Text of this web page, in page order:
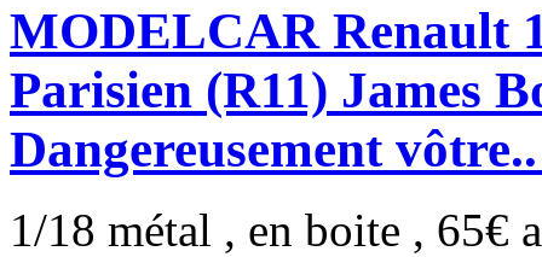
MODELCAR Renault
Parisien (R11) James
Dangereusement
1/18 métal , en boite , 65€